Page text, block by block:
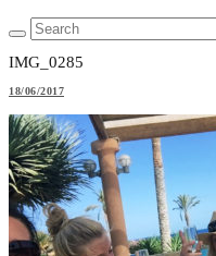
IMG_0285
18/06/2017